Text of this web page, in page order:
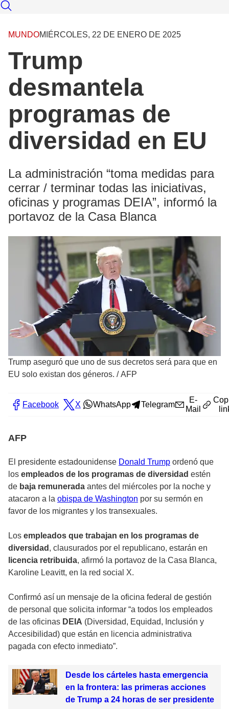
MUNDOMIÉRCOLES, 22 DE ENERO DE 2025
Trump
desmantela
programas de
diversidad en EU
La administración “toma medidas para
cerrar / terminar todas las iniciativas,
oficinas y programas DEIA”, informó la
portavoz de la Casa Blanca
Trump aseguró que uno de sus decretos será para que en
EU solo existan dos géneros. /AFP
Facebook X WhatsApp Telegram
E-
Mail
AFP
El presidente estadounidense Donald Trump ordenó que
los empleados de los programas de diversidad estén
de baja remunerada antes del miércoles por la noche y
atacaron a la obispa de Washington por su sermón en
favor de los migrantes y los transexuales.
Los empleados que trabajan en los programas de
diversidad , clausurados por el republicano, estarán en
licencia retribuida, afirmó la portavoz de la Casa Blanca,
Karoline Leavitt, en la red social X.
Confirmó así un mensaje de la oficina federal de gestión
de personal que solicita informar “a todos los empleados
de las oficinas DEIA (Diversidad, Equidad, Inclusión y
Accesibilidad) que están en licencia administrativa
pagada con efecto inmediato”.
Desde los cárteles hasta emergencia
en la frontera: las primeras acciones
de Trump a 24 horas de ser presidente